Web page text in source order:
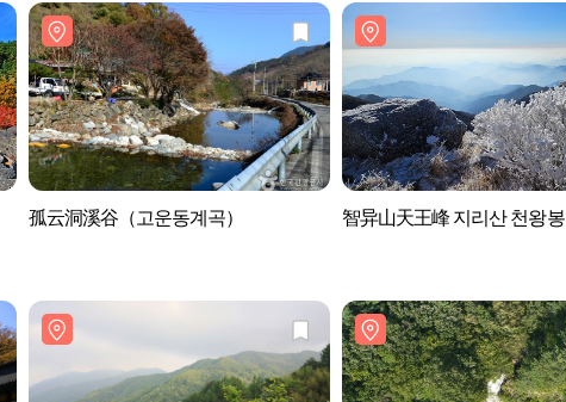
孤云洞溪谷（고운동계곡） 智异山天王峰 지리산 천왕봉